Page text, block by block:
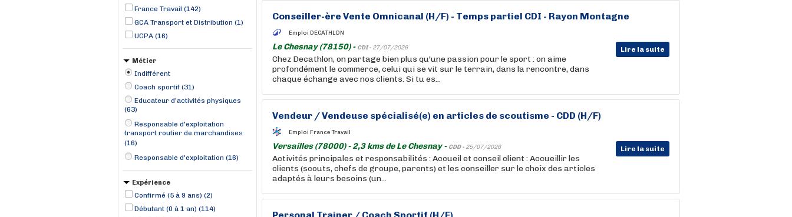
France Travail (142)
GCA Transport et Distribution (1)
UCPA (16)
Métier
Indifférent
Coach sportif (31)
Educateur d'activités physiques
(63)
Responsable d'exploitation
transport routier de marchandises
(16)
Responsable d'exploitation (16)
Expérience
Confirmé (5 à 9 ans) (2)
Débutant (0 à 1 an) (114)
Conseiller-ère Vente Omnicanal (H/F) - Temps partiel CDI - Rayon Montagne
Emploi DECATHLON
Le Chesnay (78150) - CDI - 27/07/2026 Lire la suite
Chez Decathlon, on partage bien plus qu'une passion pour le sport : on aime
profondément le commerce, celui qui se vit sur le terrain, dans la rencontre, dans
chaque échange avec nos clients. Si tu es...
Vendeur / Vendeuse spécialisé(e) en articles de scoutisme - CDD (H/F)
Emploi France Travail
Versailles (78000) - 2,3 kms de Le Chesnay - CDD - 25/07/2026 Lire la suite
Activités principales et responsabilités : Accueil et conseil client : Accueillir les
clients (scouts, chefs de groupe, parents) et les conseiller sur le choix des articles
adaptés à leurs besoins (un...